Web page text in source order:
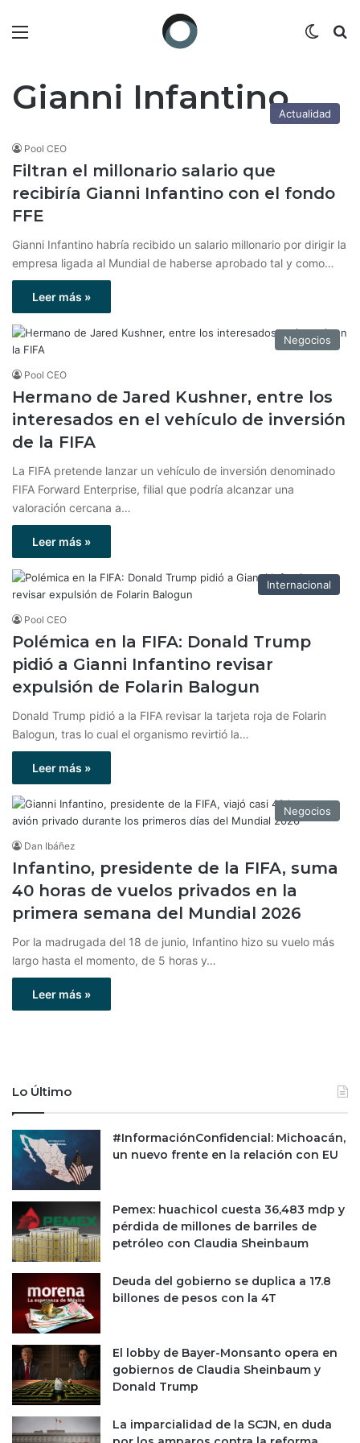
Gianni InfantinoActualidad
Pool CEO
Filtran el millonario salario que
recibiría Gianni Infantino con el fondo
FFE
Gianni Infantino habría recibido un salario millonario por dirigir la
empresa ligada al Mundial de haberse aprobado tal y como…
Leer más »
Negocios
Pool CEO
Hermano de Jared Kushner, entre los
interesados en el vehículo de inversión
de la FIFA
La FIFA pretende lanzar un vehículo de inversión denominado
FIFA Forward Enterprise, filial que podría alcanzar una
valoración cercana a…
Leer más »
Internacional
Pool CEO
Polémica en la FIFA: Donald Trump
pidió a Gianni Infantino revisar
expulsión de Folarin Balogun
Donald Trump pidió a la FIFA revisar la tarjeta roja de Folarin
Balogun, tras lo cual el organismo revirtió la…
Leer más »
Negocios
Dan Ibáñez
Infantino, presidente de la FIFA, suma
40 horas de vuelos privados en la
primera semana del Mundial 2026
Por la madrugada del 18 de junio, Infantino hizo su vuelo más
largo hasta el momento, de 5 horas y…
Leer más »
Lo Último
#InformaciónConfidencial: Michoacán,
un nuevo frente en la relación con EU
Pemex: huachicol cuesta 36,483 mdp y
pérdida de millones de barriles de
petróleo con Claudia Sheinbaum
Deuda del gobierno se duplica a 17.8
billones de pesos con la 4T
El lobby de Bayer-Monsanto opera en
gobiernos de Claudia Sheinbaum y
Donald Trump
La imparcialidad de la SCJN, en duda